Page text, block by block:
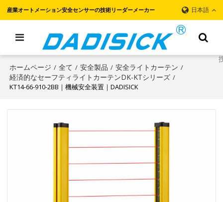
産業オートメーション安全センサーの技術リーダーメーカー 日本語
ホームページ / 全て / 安全製品 / 安全ライトカーテン /
経済的なセーフティライトカーテンDK-KTシリーズ /
KT14-66-910-2BB｜機械安全装置｜DADISICK